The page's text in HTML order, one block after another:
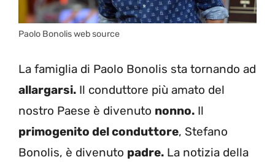
Paolo Bonolis web source
La famiglia di Paolo Bonolis sta tornando ad
allargarsi. Il conduttore più amato del
nostro Paese è divenuto nonno. Il
primogenito del conduttore, Stefano
Bonolis, è divenuto padre. La notizia della